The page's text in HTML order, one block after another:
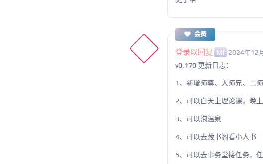
会员
登录以回复 Mf 2024年12
v0.170 更新日志：
1、新增师尊、大师兄、二
2、可以白天上理论课，晚上
3、可以泡温泉
4、可以去藏书阁看小人书
5、可以去事务堂接任务，